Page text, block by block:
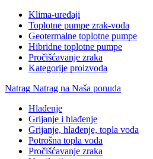
Klima-uređaji
Toplotne pumpe zrak-voda
Geotermalne toplotne pumpe
Hibridne toplotne pumpe
Pročišćavanje zraka
Kategorije proizvoda
Natrag Natrag na Naša ponuda
Hlađenje
Grijanje i hlađenje
Grijanje, hlađenje, topla voda
Potrošna topla voda
Pročišćavanje zraka